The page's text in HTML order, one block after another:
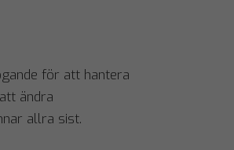
för att hantera
ändra
allra sist.